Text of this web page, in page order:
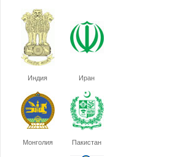
Индия Иран
Монголия Пакистан